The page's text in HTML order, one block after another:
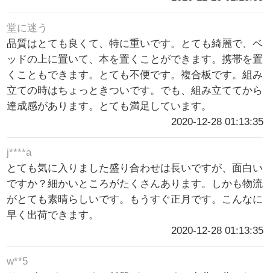
堂に迷う
品質はとても良くて、特に重いです。とても綺麗で、ベ
ッドの上に置いて、本を置くことができます。携帯を置
くこともできます。とても不便です。複合板です。組み
立ての時はちょっときついです。でも、組み立ててから
達成感があります。とても満足しています。
2020-12-28 01:13:35
j****a
とても気に入りました盛り合わせは長いですが、面白い
ですか？細かいところがたくさんあります。しかも物流
がとても素晴らしいです。もうすぐ正月です。こんなに
早く出荷できます。
2020-12-28 01:13:35
w**5